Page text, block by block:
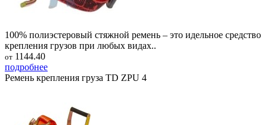
100% полиэстеровый стяжной ремень – это идельное средство
крепления грузов при любых видах..
от 1144.40
подробнее
Ремень крепления груза TD ZPU 4